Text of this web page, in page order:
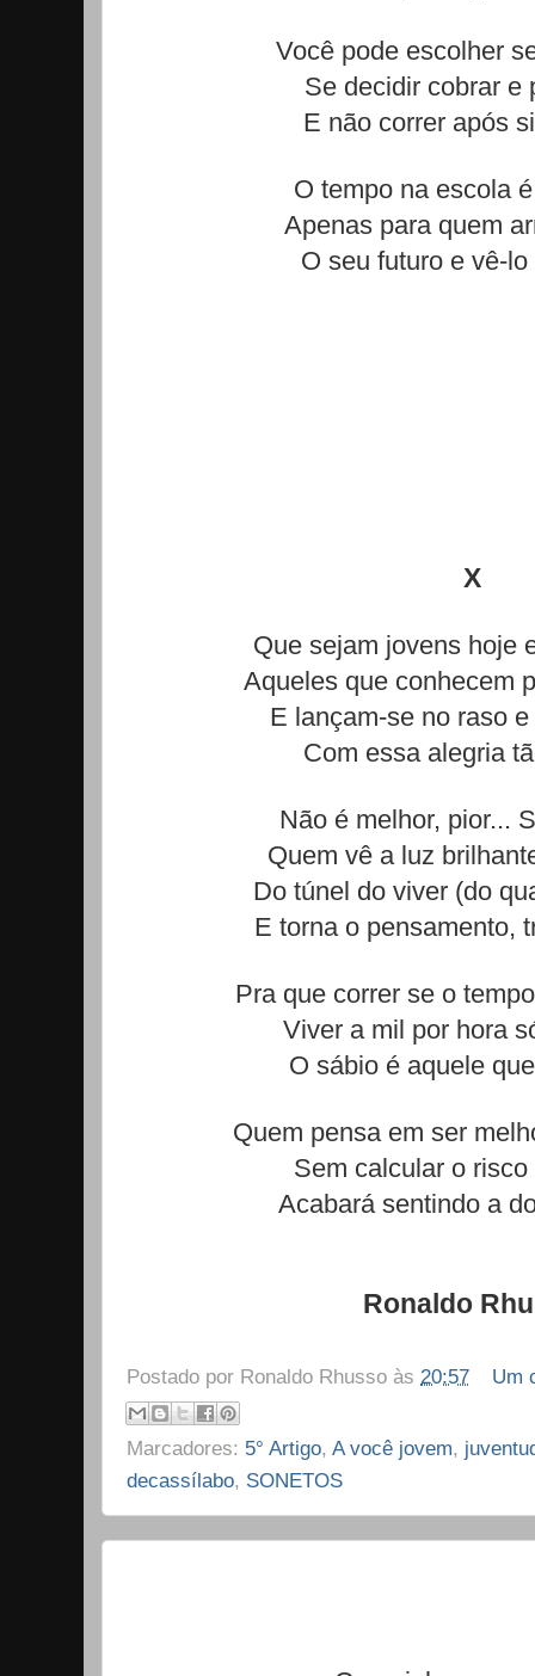
Você pode escolher
Se decidir cobrar e
E não correr após
O tempo na escola
Apenas para quem
O seu futuro e vê-lo
X
Que sejam jovens hoje
Aqueles que conhecem
E lançam-se no raso
Com essa alegria
Não é melhor, pior...
Quem vê a luz
Do túnel do viver (do
E torna o pensamento,
Pra que correr se o
Viver a mil por hora
O sábio é aquele
Quem pensa em ser
Sem calcular o
Acabará sentindo a
Ronaldo
Postado por Ronaldo Rhusso às 20:57 Um
Marcadores: 5° Artigo, A você jovem,
decassílabo, SONETOS